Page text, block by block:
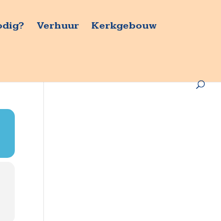
Verhuur Kerkgebouw